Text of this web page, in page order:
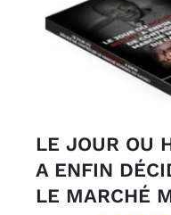
LE JOUR OU
A ENFIN
LE MARCHÉ